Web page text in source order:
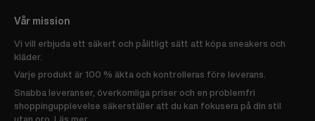
Vår mission
Vi vill erbjuda ett säkert och pålitligt sätt att köpa sneakers och
kläder.
Varje produkt är 100 % äkta och kontrolleras före leverans.
Snabba leveranser, överkomliga priser och en problemfri
shoppingupplevelse säkerställer att du kan fokusera på din stil
utan oro. Läs mer